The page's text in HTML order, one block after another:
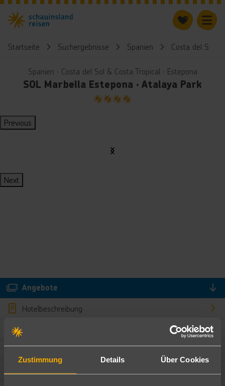
Zustimmung Details Über Cookies
Startseite Suchergebnisse Spanien Costa del Sol &
Spanien ∙ Costa del Sol & Costa Tropical ∙ Estepona
SOL Marbella Estepona · Atalaya Park
4
Previous
Next
Angebote
Hotelbeschreibung
Bewertungen